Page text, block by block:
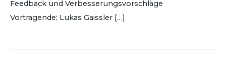
Feedback und Verbesserungsvorschläge
Vortragende: Lukas Gaissler […]